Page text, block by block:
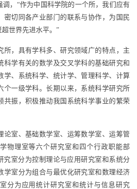
调，“作为中国科学院的一个所，我们应有
密切同各产业部门的联系与协作，为国民
世界先进水平。”
所，具有学科多、研究领域广的特点，主
科学有关的数学及交叉学科的基础研究和
学、系统科学、统计学、管理科学、计算
个一级学科。长期以来，系统科学研究所
共振，积极推动我国系统科学事业的繁荣
论室、基础数学室、运筹数学室、运筹管
物理室等六个研究室和四个行政职能部
究室分为控制理论与应用研究室和系统分
学室分为组合与最优化研究室和数理经济
分为应用统计研究室和统计与信息研究